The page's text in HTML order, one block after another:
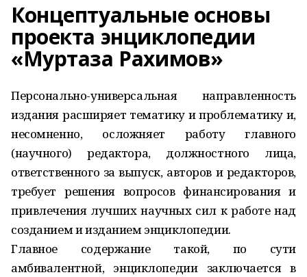
Концептуальные основы
проекта энциклопедии
«Муртаза Рахимов»
Персонально-универсальная направленность
издания расширяет тематику и проблематику и,
несомненно, осложняет работу главного
(научного) редактора, должностного лица,
ответственного за выпуск, авторов и редакторов,
требует решения вопросов финансирования и
привлечения лучших научных сил к работе над
созданием и изданием энциклопедии.
Главное содержание такой, по сути
амбивалентной, энциклопедии заключается в